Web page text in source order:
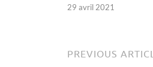
29 avril 2021
PREVIOUS